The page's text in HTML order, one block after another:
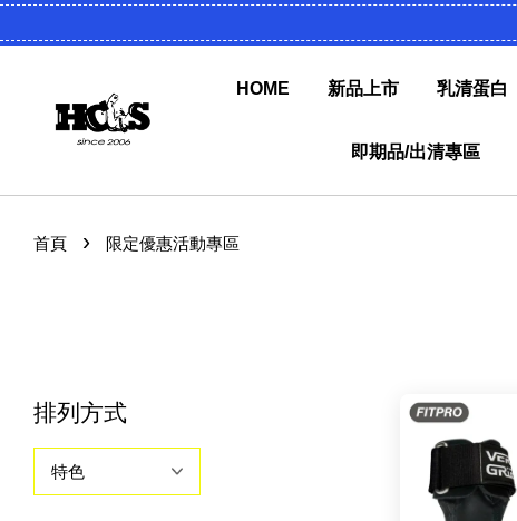
HOME 新品上市 乳清蛋白
即期品/出清專區
首頁 › 限定優惠活動專區
排列方式